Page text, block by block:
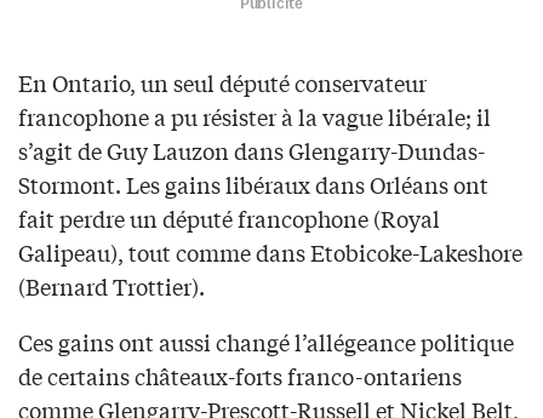
En Ontario, un seul député conservateur
francophone a pu résister à la vague libérale; il
s’agit de Guy Lauzon dans Glengarry-Dundas-
Stormont. Les gains libéraux dans Orléans ont
fait perdre un député francophone (Royal
Galipeau), tout comme dans Etobicoke-Lakeshore
(Bernard Trottier).
Ces gains ont aussi changé l’allégeance politique
de certains châteaux-forts franco-ontariens
comme Glengarry-Prescott-Russell et Nickel Belt,